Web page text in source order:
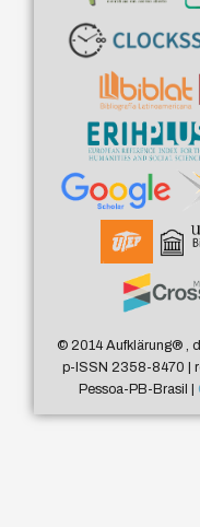
© 2014 Aufklärung®,
p-ISSN 2358-8470 |
Pessoa-PB-Brasil |